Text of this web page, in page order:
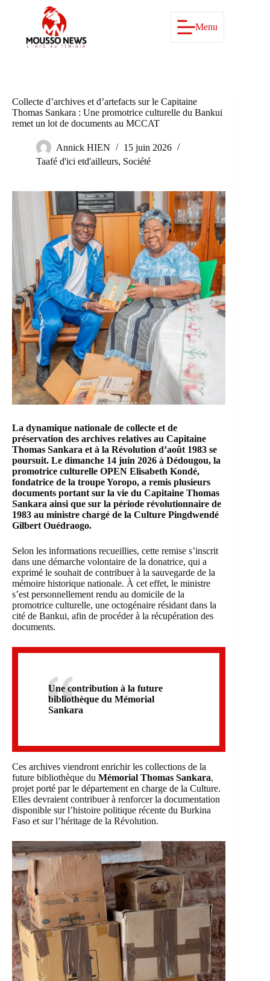
Menu
Collecte d’archives et d’artefacts sur le Capitaine
Thomas Sankara : Une promotrice culturelle du Bankui
remet un lot de documents au MCCAT
Annick HIEN
15 juin 2026
Taafé d'ici etd'ailleurs, Société
La dynamique nationale de collecte et de
préservation des archives relatives au Capitaine
Thomas Sankara et à la Révolution d’août 1983 se
poursuit. Le dimanche 14 juin 2026 à Dédougou, la
promotrice culturelle OPEN Elisabeth Kondé,
fondatrice de la troupe Yoropo, a remis plusieurs
documents portant sur la vie du Capitaine Thomas
Sankara ainsi que sur la période révolutionnaire de
1983 au ministre chargé de la Culture Pingdwendé
Gilbert Ouédraogo.
Selon les informations recueillies, cette remise s’inscrit
dans une démarche volontaire de la donatrice, qui a
exprimé le souhait de contribuer à la sauvegarde de la
mémoire historique nationale. À cet effet, le ministre
s’est personnellement rendu au domicile de la
promotrice culturelle, une octogénaire résidant dans la
cité de Bankui, afin de procéder à la récupération des
documents.
Une contribution à la future
bibliothèque du Mémorial
Sankara
Ces archives viendront enrichir les collections de la
future bibliothèque du Mémorial Thomas Sankara,
projet porté par le département en charge de la Culture.
Elles devraient contribuer à renforcer la documentation
disponible sur l’histoire politique récente du Burkina
Faso et sur l’héritage de la Révolution.